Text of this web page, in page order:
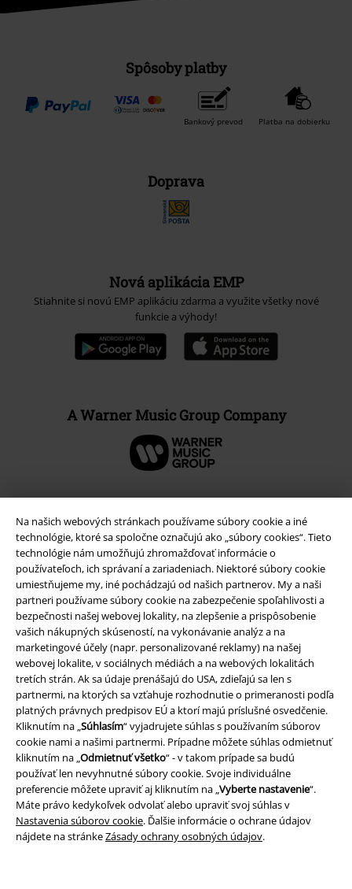
Na našich webových stránkach používame súbory cookie a iné
technológie, ktoré sa spoločne označujú ako „súbory cookies“. Tieto
technológie nám umožňujú zhromažďovať informácie o
používateľoch, ich správaní a zariadeniach. Niektoré súbory cookie
umiestňujeme my, iné pochádzajú od našich partnerov. My a naši
partneri používame súbory cookie na zabezpečenie spoľahlivosti a
bezpečnosti našej webovej lokality, na zlepšenie a prispôsobenie
vašich nákupných skúseností, na vykonávanie analýz a na
marketingové účely (napr. personalizované reklamy) na našej
webovej lokalite, v sociálnych médiách a na webových lokalitách
tretích strán. Ak sa údaje prenášajú do USA, zdieľajú sa len s
partnermi, na ktorých sa vzťahuje rozhodnutie o primeranosti podľa
platných právnych predpisov EÚ a ktorí majú príslušné osvedčenie.
Kliknutím na „ Súhlasím“ vyjadrujete súhlas s používaním súborov
cookie nami a našimi partnermi. Prípadne môžete súhlas odmietnuť
kliknutím na „ Odmietnuť všetko“ - v takom prípade sa budú
používať len nevyhnutné súbory cookie. Svoje individuálne
preferencie môžete upraviť aj kliknutím na „ Vyberte nastavenie“.
Máte právo kedykoľvek odvolať alebo upraviť svoj súhlas v
Nastavenia súborov cookie. Ďalšie informácie o ochrane údajov
nájdete na stránkeZásady ochrany osobných údajov.
Spôsoby platby
Bankový prevod Platba na dobierku
Doprava
Nová aplikácia EMP
Stiahnite si novú EMP aplikáciu zdarma a využite všetky nové
funkcie a výhody!
A Warner Music Group Company
Právne informácie
Podmienky
Imprint
Ochrana osobných údajov
Likvidácia odpadu a ochrana životného prostredia
Vyhlásenie o zhode